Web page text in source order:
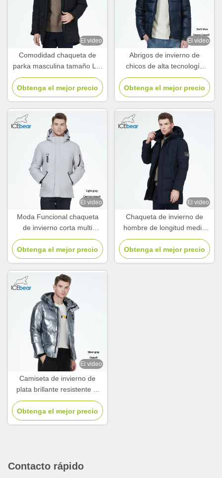
El video
Comodidad chaqueta de
parka masculina tamaño L a
4XL chaqueta biológica con
muchos bolsillos
Obtenga el mejor precio
El video
Abrigos de invierno de
chicos de alta tecnología
resistente al viento
resistente al aceite
impermeable chaqueta de
invierno
Obtenga el mejor precio
El video
Moda Funcional chaqueta
de invierno corta multi
bolsillo chaqueta baja corta
para hombres
Obtenga el mejor precio
El video
Chaqueta de invierno de
hombre de longitud media
con cuatro bolsillos de punto
con manguito chaqueta
impermeable caliente
Obtenga el mejor precio
El video
Camiseta de invierno de
plata brillante resistente al
viento resistente al agua
Camiseta de invierno corta
gruesa de hombre Tejido
Obtenga el mejor precio
Contacto rápido